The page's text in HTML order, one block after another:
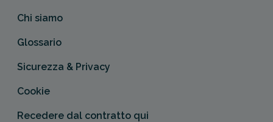
Chi siamo
Glossario
Sicurezza & Privacy
Cookie
Recedere dal contratto qui